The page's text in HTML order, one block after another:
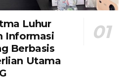
Luhur
Informasi
Berbasis
Utama​